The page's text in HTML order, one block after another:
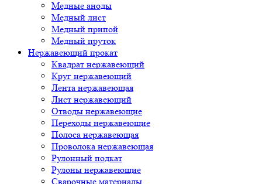
Медные аноды
Медный лист
Медный припой
Медный пруток
Нержавеющий прокат
Квадрат нержавеющий
Круг нержавеющий
Лента нержавеющая
Лист нержавеющий
Отводы нержавеющие
Переходы нержавеющие
Полоса нержавеющая
Проволока нержавеющая
Рулонный подкат
Рулоны нержавеющие
Сварочные материалы